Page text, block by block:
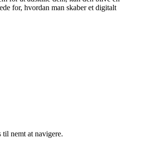
for, hvordan man skaber et digitalt
nemt at navigere.